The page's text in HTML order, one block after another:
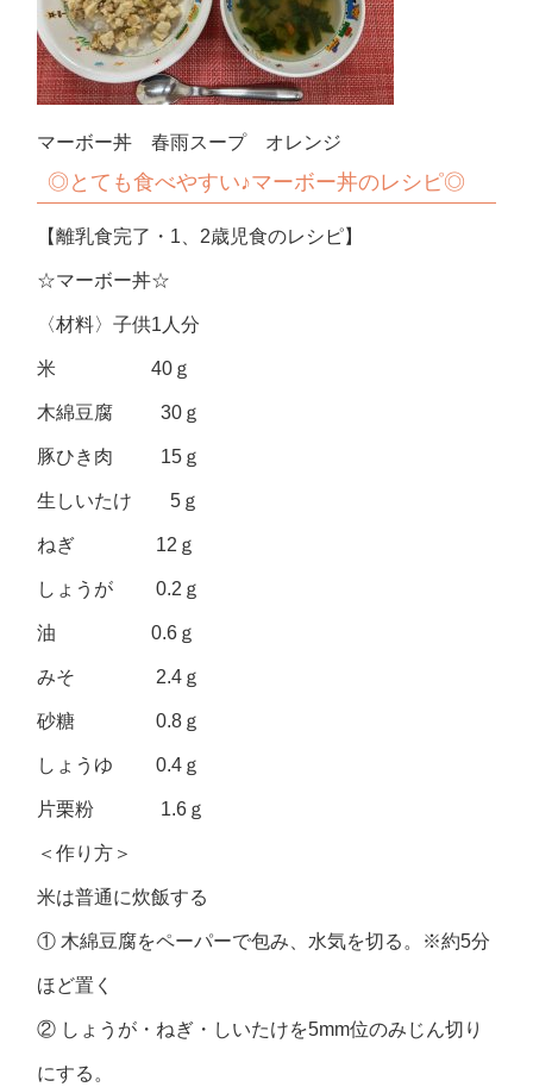
マーボー丼 春雨スープ オレンジ
◎ とても食べやすい♪マーボー丼のレシピ◎
【離乳食完了・1、2歳児食のレシピ】
☆マーボー丼☆
〈材料〉子供1人分
米 40ｇ
木綿豆腐 30ｇ
豚ひき肉 15ｇ
生しいたけ 5ｇ
ねぎ 12ｇ
しょうが 0.2ｇ
油 0.6ｇ
みそ 2.4ｇ
砂糖 0.8ｇ
しょうゆ 0.4ｇ
片栗粉 1.6ｇ
＜作り方＞
米は普通に炊飯する
① 木綿豆腐をペーパーで包み、水気を切る。※約5分
ほど置く
② しょうが・ねぎ・しいたけを5mm位のみじん切り
にする。